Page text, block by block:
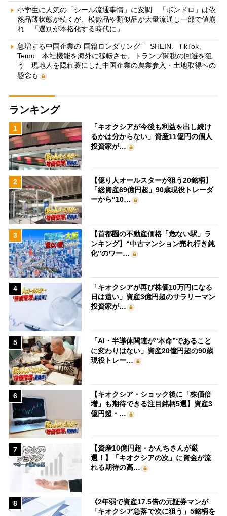
小学生に人気の「シール流通事情」に変調 「ボンドロ」は依
然品薄状態が続くが、模倣品や類似品が大量流通し一部で値崩
れ 「選別が本格化する時代に」
急増する中国企業の“国籍ロンダリング” SHEIN、TikTok、
Temu…本社機能を海外に移転させ、トランプ関税の回避を狙
う 現地人を隠れ蓑にした中国企業の農業参入・土地取得への
懸念も
ランキング
1
「キオクシアが今後も利益を出し続け
るかは分からない」資産11億円の個人
投資家が…
2
【億り人オールスターが狙う20銘柄】
「総資産69億円超」90歳現役トレーダ
ーから“10…
3
【首都圏の不動産価格「危ない駅」ラ
ンキング】“中古マンション売れ行き鈍
化”のワー…
4
「キオクシアが再び株価10万円になる
日は遠い」資産3億円超のサラリーマン
投資家が…
5
「AI・半導体関連が“本命”であること
に変わりはない」資産20億円超の90歳
現役トレー…
6
【キオクシア・ショック後に「株価倍
増」も期待できる注目銘柄5選】資産3
億円超・…
7
【資産10億円超・かんちさんが厳
選！】「キオクシアの次」に資金が流
れる期待の高…
8
《2年弱で資産17.5倍の元証券マンが
「キオクシア急落で次に狙う」5銘柄を